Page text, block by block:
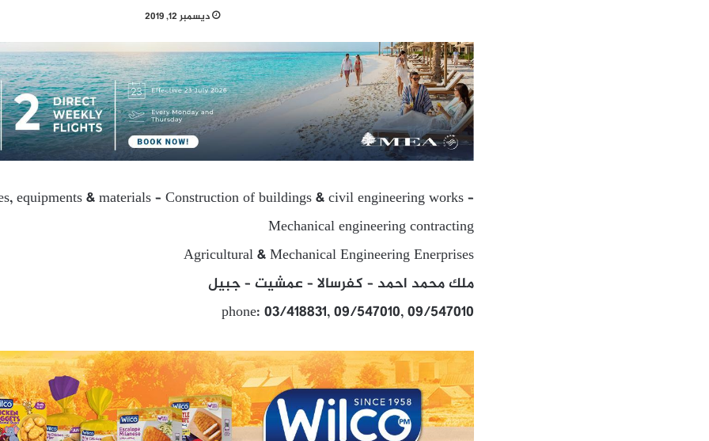
ديسمبر 12, 2019
equipments & materials – Construction of buildings & civil engineering works –
Mechanical engineering contracting
Agricultural & Mechanical Engineering Enerprises
ملك محمد احمد – كفرسالا – عمشيت – جبيل
phone: 03/418831, 09/547010, 09/547010